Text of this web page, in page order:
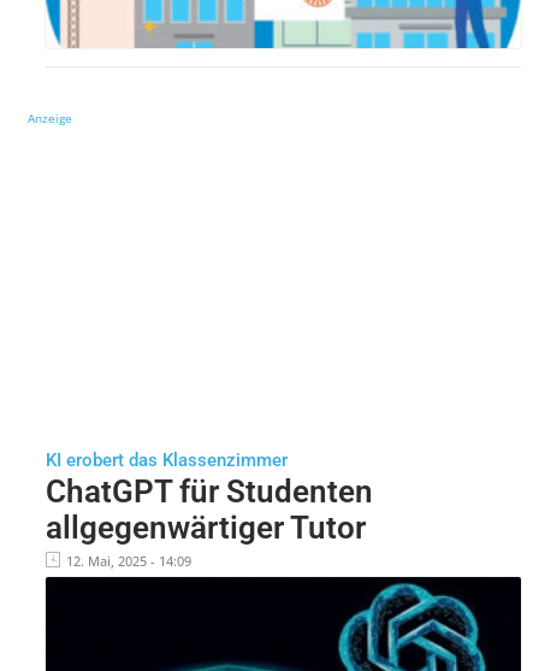
Anzeige
KI erobert das Klassenzimmer
ChatGPT für Studenten
allgegenwärtiger Tutor
12. Mai, 2025 - 14:09